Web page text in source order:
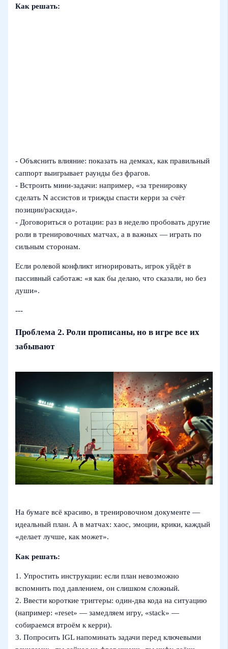
Как решать:
- Объяснить влияние: показать на демках, как правильный
саппорт выигрывает раунды без фрагов.
- Встроить мини‑задачи: например, «за тренировку
сделать N ассистов и трижды спасти керри за счёт
позиции/раскида».
- Договориться о ротации: раз в неделю пробовать другие
роли в тренировочных матчах, а в важных — играть по
сильным сторонам.
Если ролевой конфликт игнорировать, игрок уйдёт в
пассивный саботаж: «я как бы делаю, что сказали, но без
души».
---
Проблема 2. Роли прописаны, но в игре все их
забывают
На бумаге всё красиво, в тренировочном документе —
идеальный план. А в матчах: хаос, эмоции, крики, каждый
«делает лучше, как может».
Как решать:
1. Упростить инструкции: если план невозможно
вспомнить под давлением, он слишком сложный.
2. Ввести короткие триггеры: один‑два кода на ситуацию
(например: «reset» — замедляем игру, «stack» —
собираемся втроём к керри).
3. Попросить IGL напоминать задачи перед ключевыми